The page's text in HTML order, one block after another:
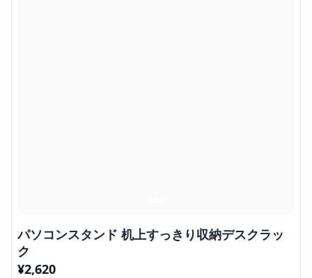
パソコンスタンド 机上すっきり収納デスクラッ
ク
¥2,620